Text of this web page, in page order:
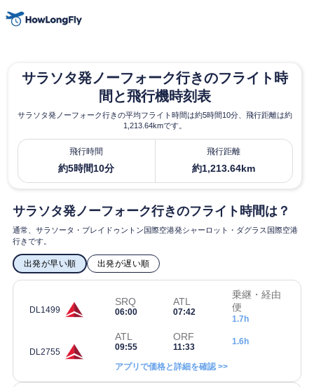
サラソタ発ノーフォーク行きのフライト時
間と飛行機時刻表
サラソタ発ノーフォーク行きの平均フライト時間は約5時間10分、飛行距離は約
1,213.64kmです。
飛行時間
約5時間10分
飛行距離
約1,213.64km
サラソタ発ノーフォーク行きのフライト時間は？
通常、サラソータ・ブレイドゥントン国際空港発シャーロット・ダグラス国際空港
行きです。
出発が早い順 出発が遅い順
DL1499
SRQ
06:00
ATL
07:42
乗継・経由
便
1.7h
DL2755
ATL
09:55
ORF
11:33
1.6h
アプリで価格と詳細を確認 >>